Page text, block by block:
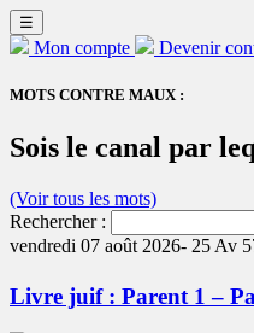
☰
Mon compte Devenir
MOTS CONTRE MAUX :
Sois le canal par
(Voir tous les mots)
Rechercher :
vendredi 07 août 2026- 25 Av
Livre juif : Parent 1 –